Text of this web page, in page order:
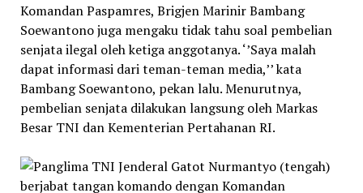
Komandan Paspamres, Brigjen Marinir Bambang
Soewantono juga mengaku tidak tahu soal pembelian
senjata ilegal oleh ketiga anggotanya. ‘’Saya malah
dapat informasi dari teman-teman media,’’ kata
Bambang Soewantono, pekan lalu. Menurutnya,
pembelian senjata dilakukan langsung oleh Markas
Besar TNI dan Kementerian Pertahanan RI.